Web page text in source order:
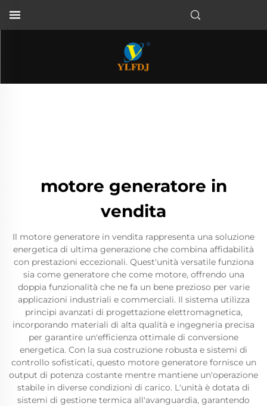
motore generatore in
vendita
Il motore generatore in vendita rappresenta una soluzione
energetica di ultima generazione che combina affidabilità
con prestazioni eccezionali. Quest'unità versatile funziona
sia come generatore che come motore, offrendo una
doppia funzionalità che ne fa un bene prezioso per varie
applicazioni industriali e commerciali. Il sistema utilizza
principi avanzati di progettazione elettromagnetica,
incorporando materiali di alta qualità e ingegneria precisa
per garantire un'efficienza ottimale di conversione
energetica. Con la sua costruzione robusta e sistemi di
controllo sofisticati, questo motore generatore fornisce un
output di potenza costante mentre mantiene un'operazione
stabile in diverse condizioni di carico. L'unità è dotata di
sistemi di gestione termica all'avanguardia, garantendo